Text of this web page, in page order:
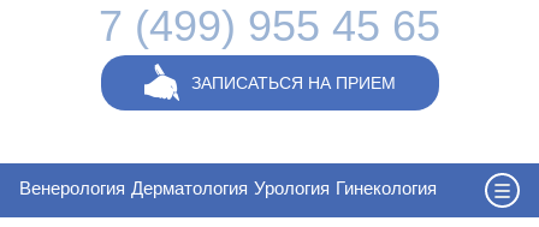
7 (499) 955 45 65
ЗАПИСАТЬСЯ НА ПРИЕМ
Венерология Дерматология Урология Гинекология